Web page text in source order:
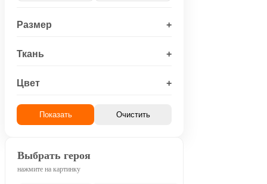
Размер +
Ткань +
Цвет +
Показать Очистить
Выбрать героя
нажмите на картинку